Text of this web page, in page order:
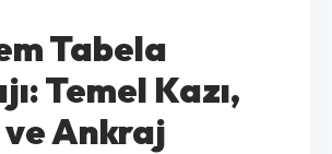
Tabela
Temel Kazı,
Ankraj